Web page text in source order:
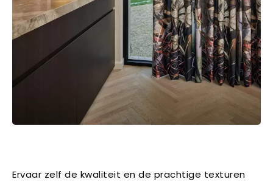
Ervaar zelf de kwaliteit en de prachtige texturen